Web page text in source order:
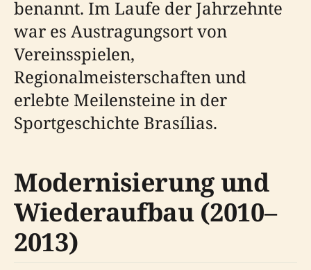
benannt. Im Laufe der Jahrzehnte
war es Austragungsort von
Vereinsspielen,
Regionalmeisterschaften und
erlebte Meilensteine in der
Sportgeschichte Brasílias.
Modernisierung und
Wiederaufbau (2010–
2013)